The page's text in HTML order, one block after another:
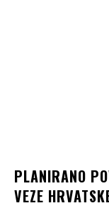
PLANIRANO
VEZE